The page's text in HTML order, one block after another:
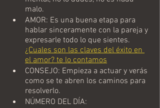
malo.
AMOR: Es una buena etapa para
hablar sinceramente con la pareja y
expresarle todo lo que sientes.
¿Cuales son las claves del éxito en
el amor? te lo contamos
CONSEJO: Empieza a actuar y verás
como se te abren los caminos para
resolverlo.
NÚMERO DEL DÍA: